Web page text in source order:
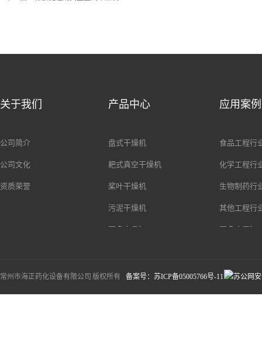
关于我们
公司简介
公司文化
资质荣誉
产品中心
盘式干燥机
耙式真空干燥机
桨叶干燥机
污泥干燥机
更多产品》
应用案例
食品工程行
化学工程行
生物制药行
其他工程行
更多应用》
常州市海正药化设备有限公司 版权所有 备案号：苏ICP备05005766号-11 苏公网安